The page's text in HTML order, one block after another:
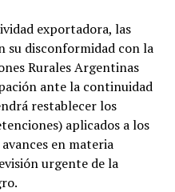
exportadora, las
su disconformidad con la
Rurales Argentinas
ante la continuidad
restablecer los
aplicados a los
en materia
urgente de la